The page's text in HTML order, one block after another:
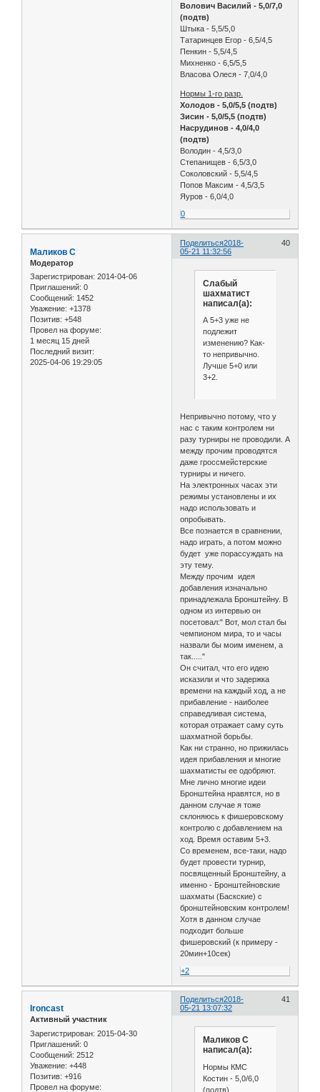
Волович Василий - 5,0/7,0
(подтв)
Штыка - 5,5/5,0
Татаринцев Егор - 6,5/4,5
Пенкин - 5,5/4,5
Михненко - 6,5/5,5
Власова Олеся - 7,0/4,0
Нормы 1-го разр.
Холодов - 5,0/5,5 (подтв)
Зисин - 5,0/5,5 (подтв)
Насрудинов - 4,0/4,0
(подтв)
Володин - 4,5/3,0
Степанищев - 6,5/3,0
Соколовский - 5,5/4,5
Попов Максим - 4,5/3,5
Яуров - 6,0/4,0
0
Поделиться 40
2018-
05-21 11:32:56
Маликов С
Модератор
Зарегистрирован: 2014-04-06
Приглашений: 0
Сообщений: 1452
Уважение: +1378
Позитив: +548
Провел на форуме:
1 месяц 15 дней
Последний визит:
2025-04-06 19:29:05
Слабый
шахматист
написал(а):
А 5+3 уже не
подлежит
изменению? Как-
то непривычно.
Лучше 5+0 или
3+2.
Непривычно потому, что у
нас с таким контролем ни
разу турниры не проводили. А
между прочим проводятся
даже гроссмейстерские
турниры и ничего.
На электронных часах эти
режимы установлены и их
надо использовать и
опробывать.
Все познается в сравнении,
надо играть, а потом можно
будет уже порассуждать на
эту тему.
Между прочим идея
добавления изначально
принадлежала Бронштейну. В
одном из интервью он
посетовал:" Вот, мол стал бы
чемпионом мира, то и часы
назвали бы моим именем, а
так....."
Он считал, что его идею
исказили и что задержка
времени на каждый ход, а не
прибавление - наиболее
справедливая система,
которая отражает саму суть
шахматной борьбы.
Как ни странно, но прижилась
идея прибавления и многие
шахматисты ее одобряют.
Мне лично многие идеи
Бронштейна нравятся, но в
данном случае я тоже
склоняюсь к фишеровскому
контролю с добавлением на
ход. Время оставим 5+3.
Со временем, все-таки, надо
будет провести турнир,
посвященный Бронштейну, а
именно - Бронштейновские
шахматы (Баскские) с
бронштейновским контролем!
Хотя в данном случае
подходит больше
фишеровский (к примеру -
20мин+10сек)
+2
Поделиться 41
2018-
05-21 13:07:32
Ironcast
Активный участник
Зарегистрирован: 2015-04-30
Приглашений: 0
Сообщений: 2512
Уважение: +448
Позитив: +916
Провел на форуме:
Маликов С
написал(а):
Нормы КМС
Костин - 5,0/6,0
(подтв)